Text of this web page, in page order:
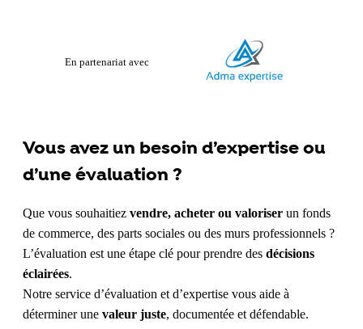
En partenariat avec
Vous avez un besoin d’expertise ou
d’une évaluation ?
Que vous souhaitiez vendre, acheter ou valoriser un fonds
de commerce, des parts sociales ou des murs professionnels ?
L’évaluation est une étape clé pour prendre des décisions
éclairées.
Notre service d’évaluation et d’expertise vous aide à
déterminer une valeur juste, documentée et défendable.